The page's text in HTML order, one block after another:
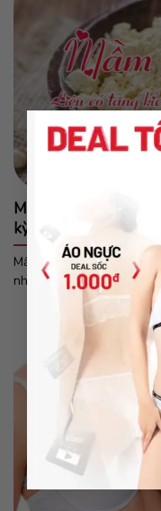
Mầm đậu nành –
kỳ vọng?
Mầm đậu nành hay còn
những...